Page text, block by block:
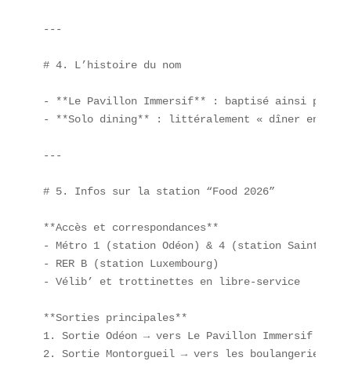
---
# 4. L’histoire du nom
- **Le Pavillon Immersif** : baptisé ainsi pour
- **Solo dining** : littéralement « dîner en
---
# 5. Infos sur la station “Food 2026”
**Accès et correspondances**
- Métro 1 (station Odéon) & 4 (station Saint-
- RER B (station Luxembourg)
- Vélib’ et trottinettes en libre-service
**Sorties principales**
1. Sortie Odéon → vers Le Pavillon Immersif
2. Sortie Montorgueil → vers les boulangeries